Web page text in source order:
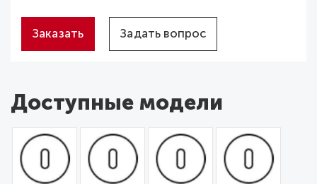
Заказать Задать вопрос
Доступные модели